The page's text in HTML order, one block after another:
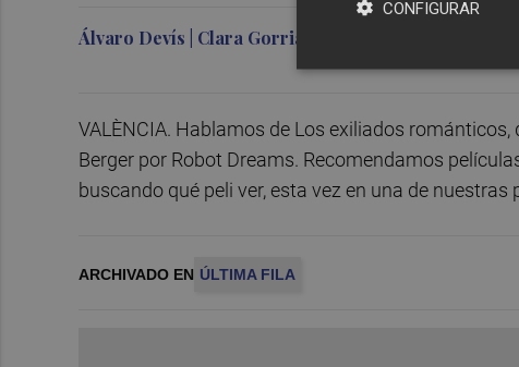
Álvaro Devís | Clara Gorria
VALÈNCIA. Hablamos de Los exiliados
Berger por Robot Dreams. Recomendamos
buscando qué peli ver, esta vez en una de
ARCHIVADO EN ÚLTIMA FILA
CONFIGURAR